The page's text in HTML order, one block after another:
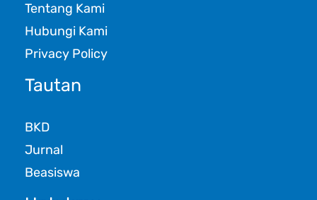
Tentang Kami
Hubungi Kami
Privacy Policy
Tautan
BKD
Jurnal
Beasiswa